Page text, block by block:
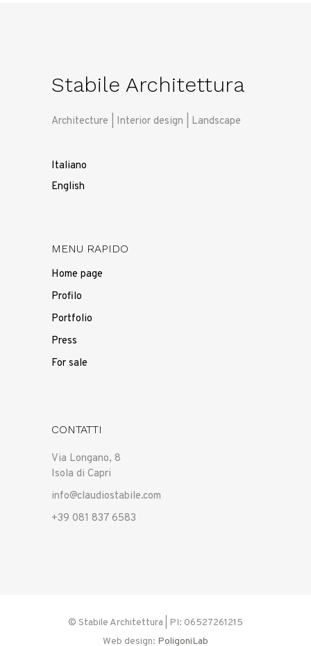
Stabile Architettura
Architecture | Interior design | Landscape
Italiano
English
MENU RAPIDO
Home page
Profilo
Portfolio
Press
For sale
CONTATTI
Via Longano, 8
Isola di Capri
info@claudiostabile.com
+39 081 837 6583
© Stabile Architettura | PI: 06527261215
Web design: PoligoniLab